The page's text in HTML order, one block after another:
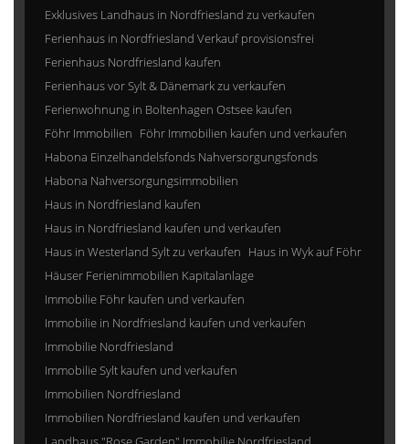
Exklusives Landhaus in Nordfriesland zu verkaufen
Ferienhaus in Nordfriesland Verkauf provisionsfrei
Ferienhaus Nordfriesland kaufen
Ferienhaus vor Sylt & Dänemark zu verkaufen
Ferienwohnung in Boltenhagen Ostsee kaufen
Föhr Immobilien Föhr Immobilien kaufen und verkaufen
Habona Einzelhandelsfonds Nahversorgungsfonds
Habona Nahversorgungsimmobilien
Haus in Nordfriesland kaufen
Haus in Nordfriesland kaufen und verkaufen
Haus in Westerland Sylt zu verkaufen Haus in Wyk auf Föhr
Häuser Ferienimmobilien Kapitalanlage
Immobilie Föhr kaufen und verkaufen
Immobilie in Nordfriesland kaufen und verkaufen
Immobilie Nordfriesland
Immobilie Sylt kaufen und verkaufen
Immobilien Nordfriesland
Immobilien Nordfriesland kaufen und verkaufen